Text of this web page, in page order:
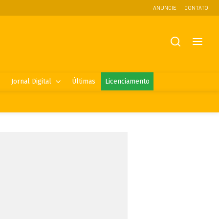
ANUNCIE CONTATO
Jornal Digital Últimas Licenciamento